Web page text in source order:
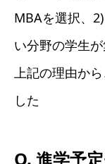
MBAを選択、
い分野の学生
上記の理由か
した
Q. 進学予